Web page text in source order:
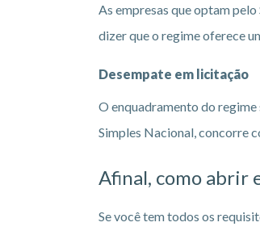
As empresas que optam
dizer que o regime oferece
Desempate em licitação
O enquadramento do
Simples Nacional, concorre
Afinal, como abrir
Se você tem todos os